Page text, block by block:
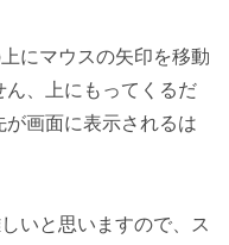
にマウスの矢印を移動
ん、上にもってくるだ
画面に表示されるは
いと思いますので、ス